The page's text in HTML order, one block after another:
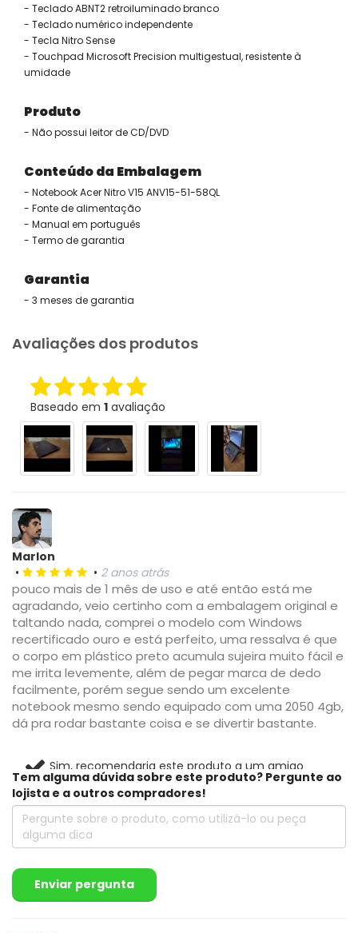
- Teclado ABNT2 retroiluminado branco
- Teclado numérico independente
- Tecla Nitro Sense
- Touchpad Microsoft Precision multigestual, resistente à
umidade
Produto
- Não possui leitor de CD/DVD
Conteúdo da Embalagem
- Notebook Acer Nitro V15 ANV15-51-58QL
- Fonte de alimentação
- Manual em português
- Termo de garantia
Garantia
- 3 meses de garantia
Avaliações dos produtos
Baseado em 1 avaliação
Marlon
•
• 2 anos atrás
pouco mais de 1 mês de uso e até então está me
agradando, veio certinho com a embalagem original e
taltando nada, comprei o modelo com Windows
recertificado ouro e está perfeito, uma ressalva é que
o corpo em plástico preto acumula sujeira muito fácil e
me irrita levemente, além de pegar marca de dedo
facilmente, porém segue sendo um excelente
notebook mesmo sendo equipado com uma 2050 4gb,
dá pra rodar bastante coisa e se divertir bastante.
Sim, recomendaria este produto a um amigo
Tem alguma dúvida sobre este produto? Pergunte ao
lojista e a outros compradores!
Enviar pergunta